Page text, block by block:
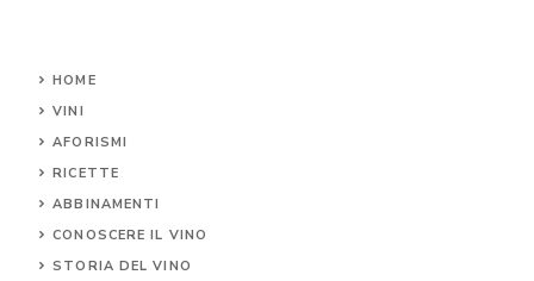
HOME
VINI
AFORISMI
RICETTE
ABBINAMENTI
CONOSCERE IL VINO
STORIA DEL VINO